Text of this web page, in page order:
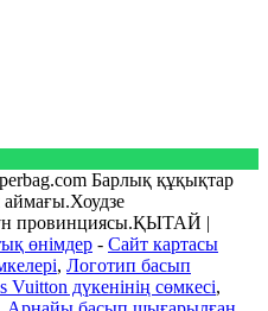
Барлық құқықтар
аймағы.Хоудзе
провинциясы.ҚЫТАЙ |
өнімдер - Сайт картасы
, Логотип басып
Vuitton дүкенінің сөмкесі,